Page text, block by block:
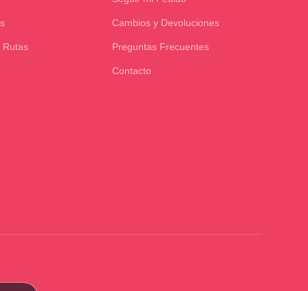
Rutas
Cambios y Devoluciones
Preguntas Frecuentes
Contacto